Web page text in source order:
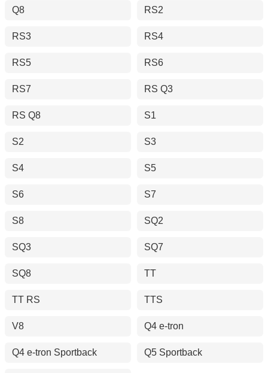
Q8 RS2
RS3 RS4
RS5 RS6
RS7 RS Q3
RS Q8 S1
S2 S3
S4 S5
S6 S7
S8 SQ2
SQ3 SQ7
SQ8 TT
TT RS TTS
V8 Q4 e-tron
Q4 e-tron Sportback Q5 Sportback